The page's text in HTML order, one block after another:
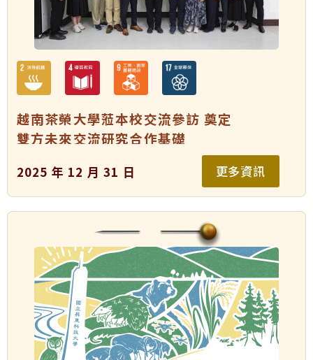
越南茶榮大學蒞本校交流參訪 奠定
雙方未來交流研究合作基礎
2025 年 12 月 31 日 更多資訊